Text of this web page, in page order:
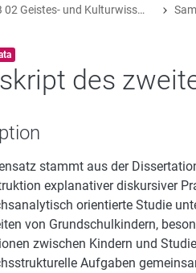
FB 02 Geistes- und Kulturwissenschaften
,
des
stammt aus der
explanativer diskursiver
orientierte Studie
von Grundschulkindern,
zwischen Kindern und
Aufgaben